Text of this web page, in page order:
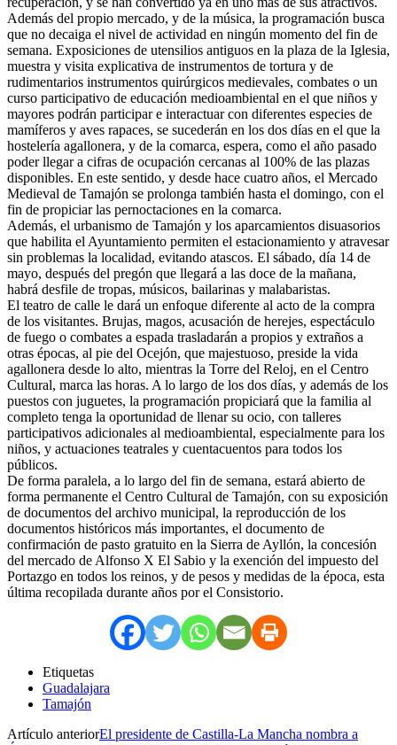
Además del propio mercado, y de la música, la programación busca
que no decaiga el nivel de actividad en ningún momento del fin de
semana. Exposiciones de utensilios antiguos en la plaza de la Iglesia,
muestra y visita explicativa de instrumentos de tortura y de
rudimentarios instrumentos quirúrgicos medievales, combates o un
curso participativo de educación medioambiental en el que niños y
mayores podrán participar e interactuar con diferentes especies de
mamíferos y aves rapaces, se sucederán en los dos días en el que la
hostelería agallonera, y de la comarca, espera, como el año pasado
poder llegar a cifras de ocupación cercanas al 100% de las plazas
disponibles. En este sentido, y desde hace cuatro años, el Mercado
Medieval de Tamajón se prolonga también hasta el domingo, con el
fin de propiciar las pernoctaciones en la comarca.
Además, el urbanismo de Tamajón y los aparcamientos disuasorios
que habilita el Ayuntamiento permiten el estacionamiento y atravesar
sin problemas la localidad, evitando atascos. El sábado, día 14 de
mayo, después del pregón que llegará a las doce de la mañana,
habrá desfile de tropas, músicos, bailarinas y malabaristas.
El teatro de calle le dará un enfoque diferente al acto de la compra
de los visitantes. Brujas, magos, acusación de herejes, espectáculo
de fuego o combates a espada trasladarán a propios y extraños a
otras épocas, al pie del Ocejón, que majestuoso, preside la vida
agallonera desde lo alto, mientras la Torre del Reloj, en el Centro
Cultural, marca las horas. A lo largo de los dos días, y además de los
puestos con juguetes, la programación propiciará que la familia al
completo tenga la oportunidad de llenar su ocio, con talleres
participativos adicionales al medioambiental, especialmente para los
niños, y actuaciones teatrales y cuentacuentos para todos los
públicos.
De forma paralela, a lo largo del fin de semana, estará abierto de
forma permanente el Centro Cultural de Tamajón, con su exposición
de documentos del archivo municipal, la reproducción de los
documentos históricos más importantes, el documento de
confirmación de pasto gratuito en la Sierra de Ayllón, la concesión
del mercado de Alfonso X El Sabio y la exención del impuesto del
Portazgo en todos los reinos, y de pesos y medidas de la época, esta
última recopilada durante años por el Consistorio.
Etiquetas
Guadalajara
Tamajón
Artículo anteriorEl presidente de Castilla-La Mancha nombra a